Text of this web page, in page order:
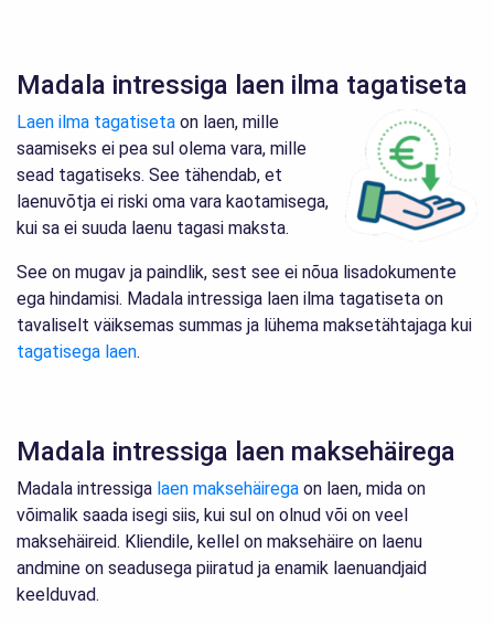
Madala intressiga laen ilma tagatiseta
Laen ilma tagatiseta on laen, mille
saamiseks ei pea sul olema vara, mille
sead tagatiseks. See tähendab, et
laenuvõtja ei riski oma vara kaotamisega,
kui sa ei suuda laenu tagasi maksta.
See on mugav ja paindlik, sest see ei nõua lisadokumente
ega hindamisi. Madala intressiga laen ilma tagatiseta on
tavaliselt väiksemas summas ja lühema maksetähtajaga kui
tagatisega laen.
Madala intressiga laen maksehäirega
Madala intressiga laen maksehäirega on laen, mida on
võimalik saada isegi siis, kui sul on olnud või on veel
maksehäireid. Kliendile, kellel on maksehäire on laenu
andmine on seadusega piiratud ja enamik laenuandjaid
keelduvad.